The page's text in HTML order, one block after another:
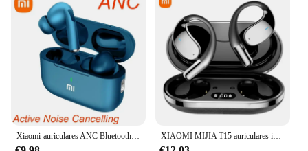
XIAOMI MIJIA T15 auriculares inalámbricos Bluetooth5.4 ANC llamada con cancelación de ruido auriculares con pantalla Digital LED para Android IOS